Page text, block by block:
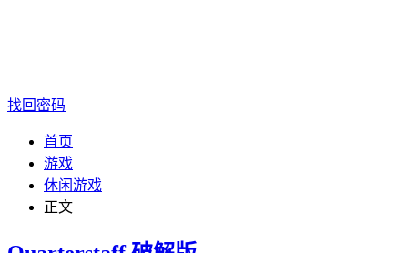
找回密码
首页
游戏
休闲游戏
正文